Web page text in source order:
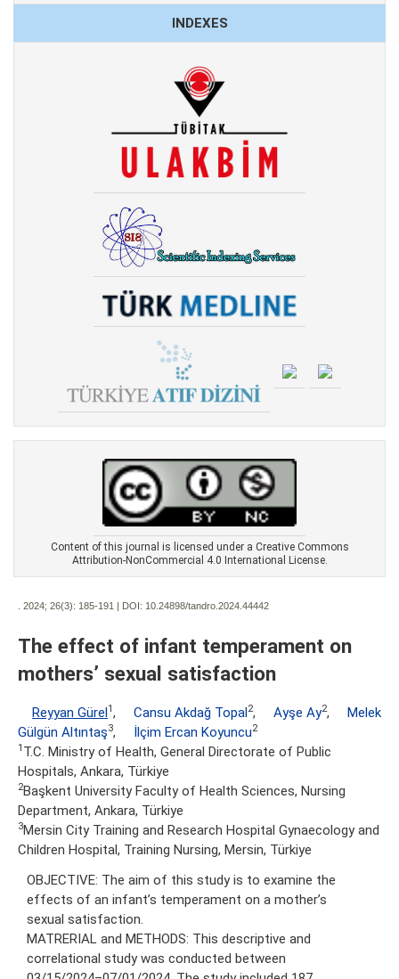
INDEXES
Content of this journal is licensed under a Creative Commons
Attribution-NonCommercial 4.0 International License.
. 2024; 26(3): 185-191 | DOI: 10.24898/tandro.2024.44442
The effect of infant temperament on
mothers’ sexual satisfaction
Reyyan Gürel1 , Cansu Akdağ Topal2, Ayşe Ay2,
Melek
Gülgün Altıntaş3, İlçim Ercan Koyuncu2
1 T.C. Ministry of Health, General Directorate of Public
Hospitals, Ankara, Türkiye
2Başkent University Faculty of Health Sciences, Nursing
Department, Ankara, Türkiye
3Mersin City Training and Research Hospital Gynaecology and
Children Hospital, Training Nursing, Mersin, Türkiye
OBJECTIVE: The aim of this study is to examine the
effects of an infant’s temperament on a mother’s
sexual satisfaction.
MATRERIAL and METHODS: This descriptive and
correlational study was conducted between